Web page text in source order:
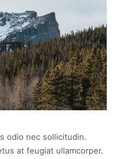
odio nec sollicitudin.
at feugiat ullamcorper.